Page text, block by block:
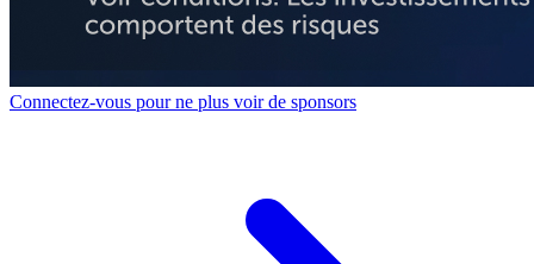
Connectez-vous pour ne plus voir de sponsors